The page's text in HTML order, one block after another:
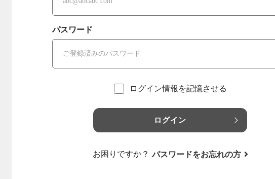
パスワード
ログイン情報を記憶させる
ログイン
お困りですか？ パスワードをお忘れの方